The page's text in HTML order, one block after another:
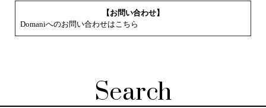
【お問い合わせ】
Domaniへのお問い合わせはこちら
Search